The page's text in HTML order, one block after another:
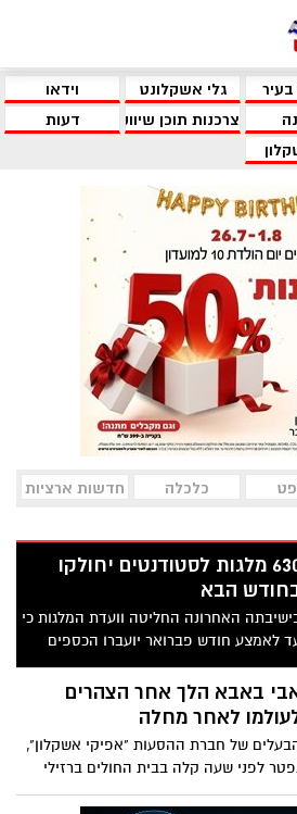
גלי אשקלונט
וידאו
צרכנות תוכן שיווקי
דעות
כלכלה חדשות ארציות
630 מלגות לסטודנטים יחולקו
הבא
האחרונה החליטה וועדת המלגות כי
לאמצע חודש פברואר יועברו הכספים
שיועדו לשנת 2014 בנוסף לאלו שיועדו ל-2015,
לקריטריונים שהונהגו בעבר ושאושרו
ידי הוועדה
באבא הלך אחר הצהרים
לאחר מחלה
של חברת ההסעות "אפיקי אשקלון",
לפני שעה קלה בבית החולים ברזילי